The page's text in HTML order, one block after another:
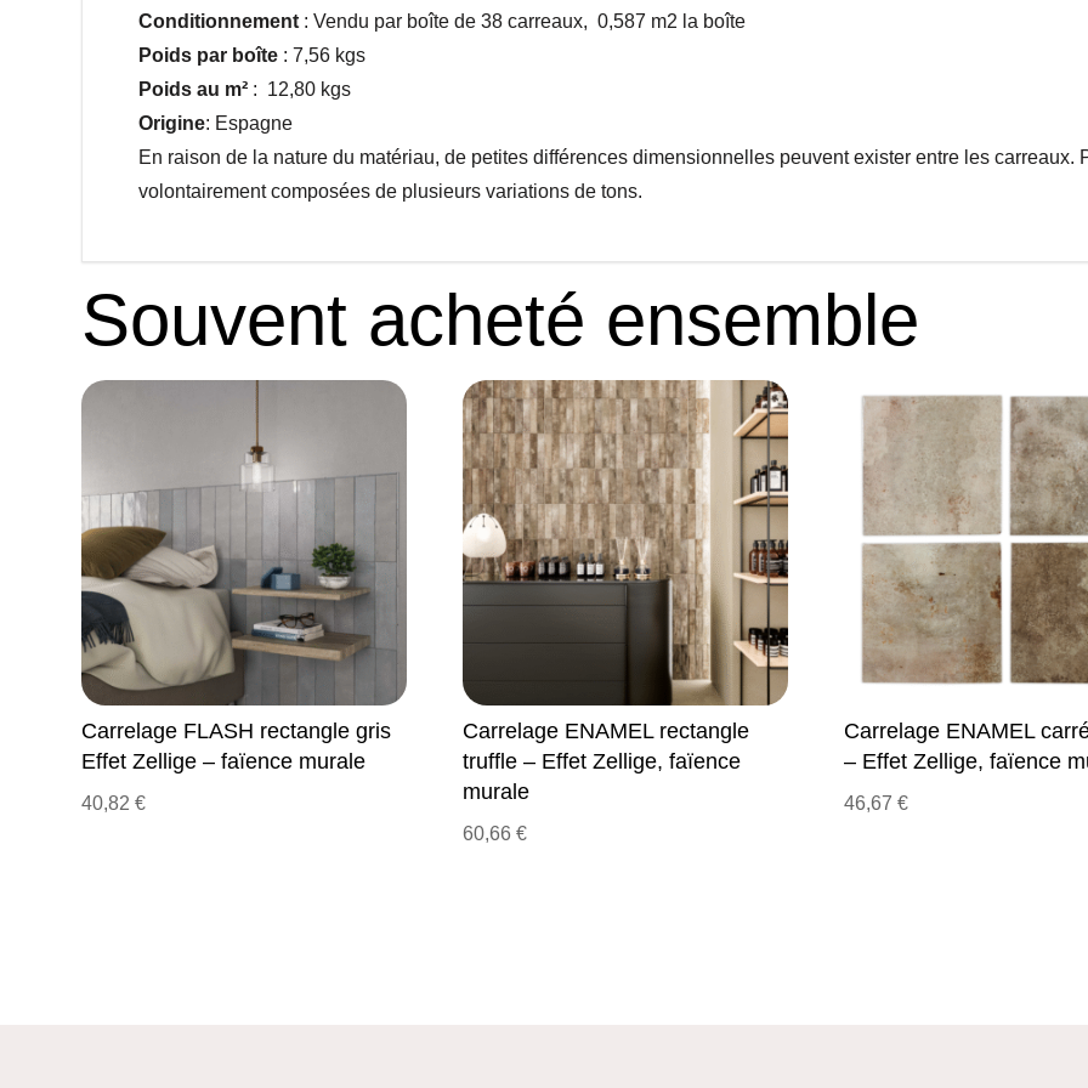
Conditionnement : Vendu par boîte de 38 carreaux, 0,587 m2 la boîte
Poids par boîte : 7,56 kgs
Poids au m² : 12,80 kgs
Origine: Espagne
En raison de la nature du matériau, de petites différences dimensionnelles peuvent exister entre les
volontairement composées de plusieurs variations de tons.
Souvent acheté ensemble
Carrelage FLASH rectangle gris
Effet Zellige – faïence murale
40,82€
Carrelage ENAMEL rectangle
truffle – Effet Zellige, faïence
murale
60,66€
Carrelage ENAMEL
– Effet Zellige, faïence
46,67 €